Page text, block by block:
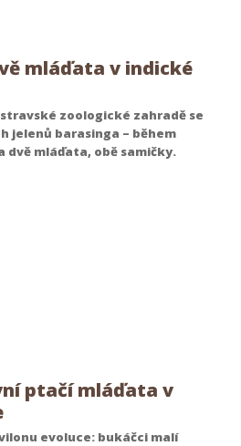
mláďata v indické
zoologické zahradě se
jelenů barasinga – během
dvě mláďata, obě samičky.
ptačí mláďata v
evoluce: bukáčci malí